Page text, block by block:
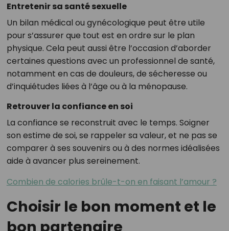
Entretenir sa santé sexuelle
Un bilan médical ou gynécologique peut être utile
pour s’assurer que tout est en ordre sur le plan
physique. Cela peut aussi être l’occasion d’aborder
certaines questions avec un professionnel de santé,
notamment en cas de douleurs, de sécheresse ou
d’inquiétudes liées à l’âge ou à la ménopause.
Retrouver la confiance en soi
La confiance se reconstruit avec le temps. Soigner
son estime de soi, se rappeler sa valeur, et ne pas se
comparer à ses souvenirs ou à des normes idéalisées
aide à avancer plus sereinement.
Combien de calories brûle-t-on en faisant l’amour ?
Choisir le bon moment et le